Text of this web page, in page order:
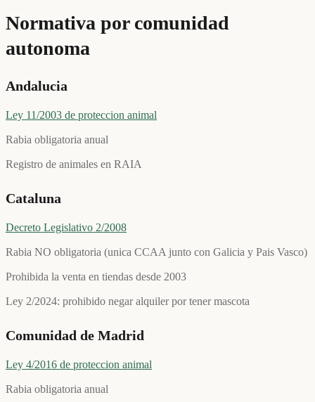
Normativa por comunidad
autonoma
Andalucia
Ley 11/2003 de proteccion animal
Rabia obligatoria anual
Registro de animales en RAIA
Cataluna
Decreto Legislativo 2/2008
Rabia NO obligatoria (unica CCAA junto con Galicia y Pais Vasco)
Prohibida la venta en tiendas desde 2003
Ley 2/2024: prohibido negar alquiler por tener mascota
Comunidad de Madrid
Ley 4/2016 de proteccion animal
Rabia obligatoria anual